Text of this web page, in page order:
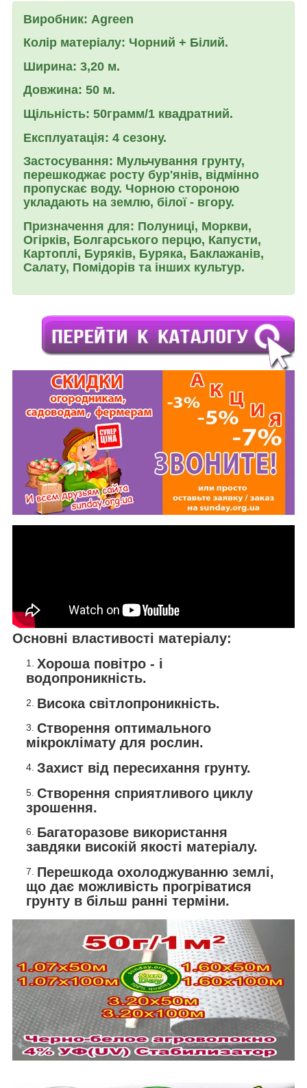
Виробник: Agreen
Колір матеріалу: Чорний + Білий.
Ширина: 3,20 м.
Довжина: 50 м.
Щільність: 50грамм/1 квадратний.
Експлуатація: 4 сезону.
Застосування: Мульчування грунту,
перешкоджає росту бур'янів, відмінно
пропускає воду. Чорною стороною
укладають на землю, білої - вгору.
Призначення для: Полуниці, Моркви,
Огірків, Болгарського перцю, Капусти,
Картоплі, Буряків, Буряка, Баклажанів,
Салату, Помідорів та інших культур.
Основні властивості матеріалу:
Хороша повітро - і
водопроникність.
Висока світлопроникність.
Створення оптимального
мікроклімату для рослин.
Захист від пересихання грунту.
Створення сприятливого циклу
зрошення.
Багаторазове використання
завдяки високій якості матеріалу.
Перешкода охолоджуванню землі,
що дає можливість прогріватися
грунту в більш ранні терміни.